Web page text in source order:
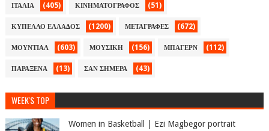
ΙΤΑΛΙΑ (405) ΚΙΝΗΜΑΤΟΓΡΑΦΟΣ (51)
ΚΥΠΕΛΛΟ ΕΛΛΑΔΟΣ (1200) ΜΕΤΑΓΡΑΦΕΣ (672)
ΜΟΥΝΤΙΑΛ (603) ΜΟΥΣΙΚΗ (156) ΜΠΑΓΕΡΝ (112)
ΠΑΡΑΞΕΝΑ (13) ΣΑΝ ΣΗΜΕΡΑ (43)
WEEK'S TOP
Women in Basketball | Ezi Magbegor portrait